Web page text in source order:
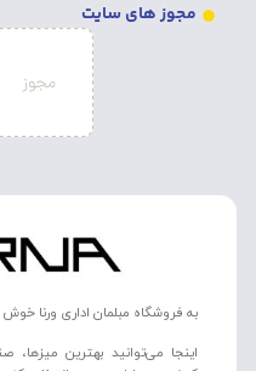
مجوز های سایت
به فروشگاه مبلمان اداری ورنا
اینجا می‌توانید بهترین میزها،